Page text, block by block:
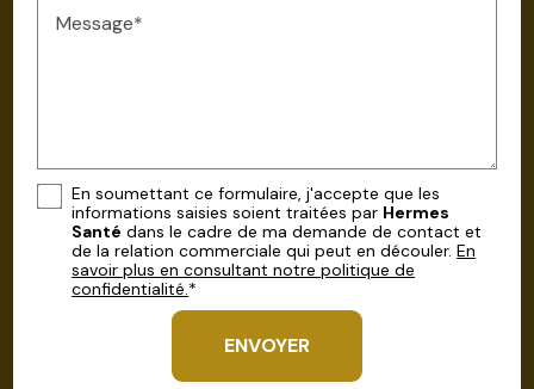
Message*
En soumettant ce formulaire, j'accepte que les
informations saisies soient traitées par Hermes
Santé dans le cadre de ma demande de contact et
de la relation commerciale qui peut en découler.En
savoir plus en consultant notre politique de
confidentialité.*